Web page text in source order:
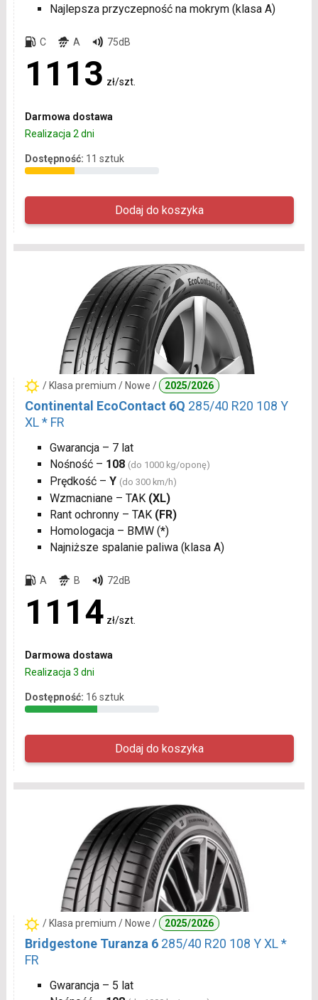
Najlepsza przyczepność na mokrym (klasa A)
C A 75dB
1113 zł/szt.
Darmowa dostawa
Realizacja 2 dni
Dostępność: 11 sztuk
/ Klasa premium / Nowe / 2025/2026
Continental EcoContact 6Q 285/40 R20 108 Y
XL * FR
Gwarancja – 7 lat
Nośność – 108 (do 1000 kg/oponę)
Prędkość – Y (do 300 km/h)
Wzmacniane – TAK (XL)
Rant ochronny – TAK (FR)
Homologacja – BMW (*)
Najniższe spalanie paliwa (klasa A)
A B 72dB
1114 zł/szt.
Darmowa dostawa
Realizacja 3 dni
Dostępność: 16 sztuk
/ Klasa premium / Nowe / 2025/2026
Bridgestone Turanza 6 285/40 R20 108 Y XL *
FR
Gwarancja – 5 lat